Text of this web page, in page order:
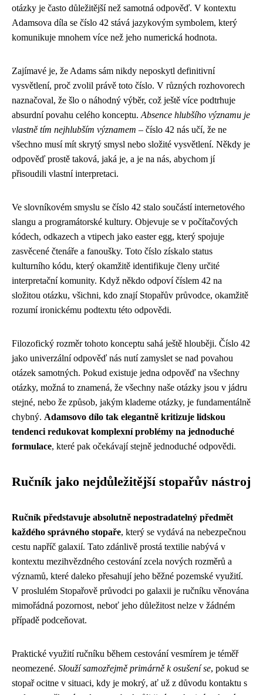
otázky je často důležitější než samotná odpověď. V kontextu
Adamsova díla se číslo 42 stává jazykovým symbolem, který
komunikuje mnohem více než jeho numerická hodnota.
Zajímavé je, že Adams sám nikdy neposkytl definitivní
vysvětlení, proč zvolil právě toto číslo. V různých rozhovorech
naznačoval, že šlo o náhodný výběr, což ještě více podtrhuje
absurdní povahu celého konceptu. Absence hlubšího významu je
vlastně tím nejhlubším významem – číslo 42 nás učí, že ne
všechno musí mít skrytý smysl nebo složité vysvětlení. Někdy je
odpověď prostě taková, jaká je, a je na nás, abychom jí
přisoudili vlastní interpretaci.
Ve slovníkovém smyslu se číslo 42 stalo součástí internetového
slangu a programátorské kultury. Objevuje se v počítačových
kódech, odkazech a vtipech jako easter egg, který spojuje
zasvěcené čtenáře a fanoušky. Toto číslo získalo status
kulturního kódu, který okamžitě identifikuje členy určité
interpretační komunity. Když někdo odpoví číslem 42 na
složitou otázku, všichni, kdo znají Stopařův průvodce, okamžitě
rozumí ironickému podtextu této odpovědi.
Filozofický rozměr tohoto konceptu sahá ještě hlouběji. Číslo 42
jako univerzální odpověď nás nutí zamyslet se nad povahou
otázek samotných. Pokud existuje jedna odpověď na všechny
otázky, možná to znamená, že všechny naše otázky jsou v jádru
stejné, nebo že způsob, jakým klademe otázky, je fundamentálně
chybný. Adamsovo dílo tak elegantně kritizuje lidskou
tendenci redukovat komplexní problémy na jednoduché
formulace, které pak očekávají stejně jednoduché odpovědi.
Ručník jako nejdůležitější stopařův nástroj
Ručník představuje absolutně nepostradatelný předmět
každého správného stopaře, který se vydává na nebezpečnou
cestu napříč galaxií. Tato zdánlivě prostá textilie nabývá v
kontextu mezihvězdného cestování zcela nových rozměrů a
významů, které daleko přesahují jeho běžné pozemské využití.
V proslulém Stopařově průvodci po galaxii je ručníku věnována
mimořádná pozornost, neboť jeho důležitost nelze v žádném
případě podceňovat.
Praktické využití ručníku během cestování vesmírem je téměř
neomezené. Slouží samozřejmě primárně k osušení se, pokud se
stopař ocitne v situaci, kdy je mokrý, ať už z důvodu kontaktu s